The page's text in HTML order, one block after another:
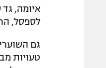
איומה,
לספסל,
גם
טעויות